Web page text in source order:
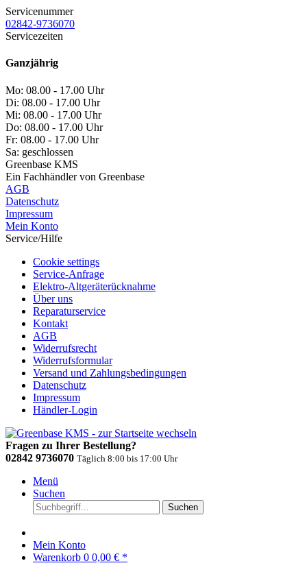
Servicenummer
02842-9736070
Servicezeiten
Ganzjährig
Mo: 08.00 - 17.00 Uhr
Di: 08.00 - 17.00 Uhr
Mi: 08.00 - 17.00 Uhr
Do: 08.00 - 17.00 Uhr
Fr: 08.00 - 17.00 Uhr
Sa: geschlossen
Greenbase KMS
Ein Fachhändler von Greenbase
AGB
Datenschutz
Impressum
Mein Konto
Service/Hilfe
Cookie settings
Service-Anfrage
Elektro-Altgeräterücknahme
Über uns
Reparaturservice
Kontakt
AGB
Widerrufsrecht
Widerrufsformular
Versand und Zahlungsbedingungen
Datenschutz
Impressum
Händler-Login
Fragen zu Ihrer Bestellung?
02842 9736070 Täglich 8:00 bis 17:00 Uhr
Menü
Suchen
Suchen
Mein Konto
Warenkorb 0 0,00 € *